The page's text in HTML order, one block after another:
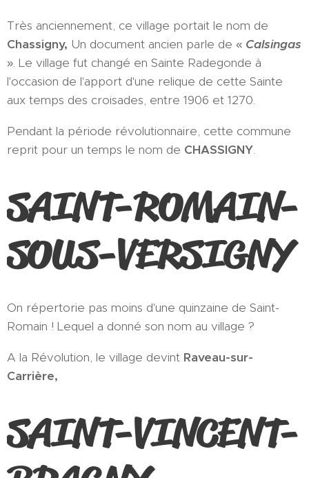
Très anciennement, ce village portait le nom de
Chassigny, Un document ancien parle de « Calsingas
». Le village fut changé en Sainte Radegonde à
l'occasion de l'apport d'une relique de cette Sainte
aux temps des croisades, entre 1906 et 1270.
Pendant la période révolutionnaire, cette commune
reprit pour un temps le nom de CHASSIGNY.
SAINT-ROMAIN-
SOUS-VERSIGNY
On répertorie pas moins d'une quinzaine de Saint-
Romain ! Lequel a donné son nom au village ?
A la Révolution, le village devint Raveau-sur-
Carrière,
SAINT-VINCENT-